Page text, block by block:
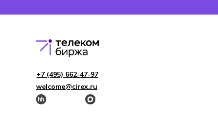
welcome@cirex.ru
+7 (495) 662-4 7-97